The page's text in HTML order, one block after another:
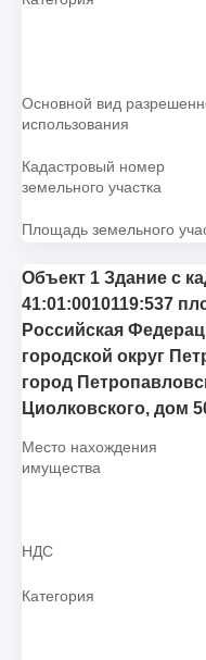
Основной вид
использования
Кадастровый номер
земельного участка
Площадь земельного
Объект 1 Здание с
41:01:0010119:537
Российская
городской округ
город
Циолковского, дом
Место нахождения
имущества
НДС
Категория